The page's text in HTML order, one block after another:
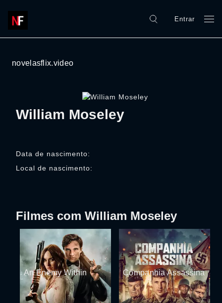
Entrar
novelasflix.video
William Moseley
Data de nascimento:
Local de nascimento:
Filmes com William Moseley
An Enemy Within Companhia Assassina